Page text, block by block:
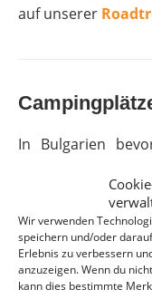
Wir verwenden
speichern und/oder
Erlebnis zu verbessern
anzuzeigen. Wenn du
kann dies bestimmte
auf unserer
In Bulgarien
wir jeweils einen
Zudem streben
Regentag einen
Bulgarien an.